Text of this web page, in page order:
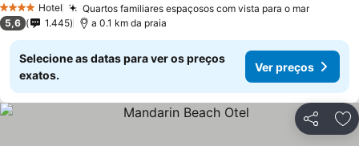
4 EstrelasHotel Quartos familiares espaçosos com vista para o mar
5,6 1.445 a 0.1 km da praia
Selecione as datas para ver os preços
exatos.
Ver preços
Partilhar